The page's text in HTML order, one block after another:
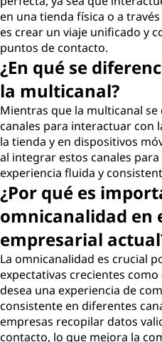
n
i
c
a
n
a
l
?
en una tienda física o a
es crear un viaje unificado y
puntos de contacto.
¿En qué se
la multicanal?
Mientras que la multicanal
canales para interactuar con
la tienda y en dispositivos
al integrar estos canales
experiencia fluida y
¿Por qué es
omnicanalidad en
empresarial
La omnicanalidad es crucial
expectativas crecientes
desea una experiencia de
consistente en diferentes
empresas recopilar datos
contacto, lo que mejora la